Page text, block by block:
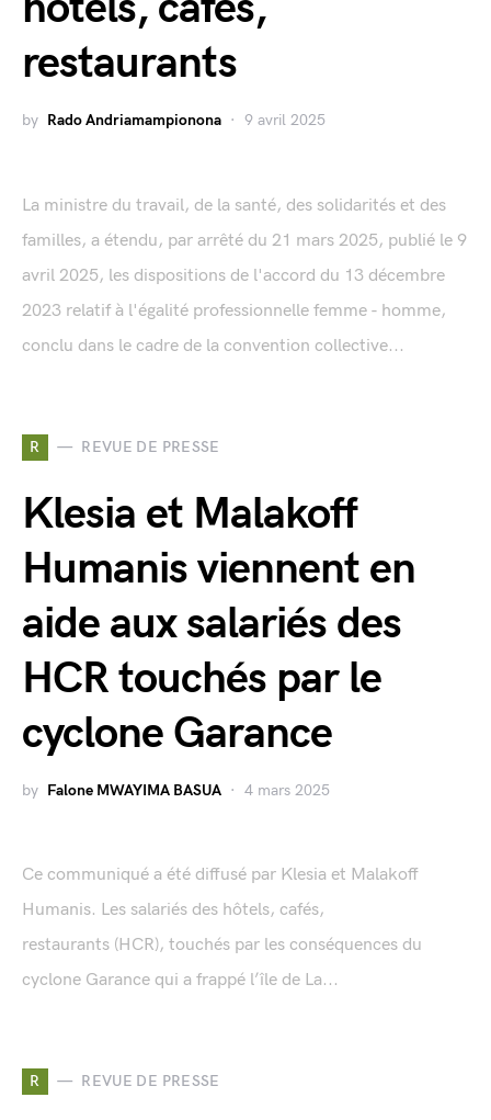
restaurants
by Rado Andriamampionona 9 avril 2025
La ministre du travail, de la santé, des solidarités et des
familles, a étendu, par arrêté du 21 mars 2025, publié le 9
avril 2025, les dispositions de l'accord du 13 décembre
2023 relatif à l'égalité professionnelle femme - homme,
conclu dans le cadre de la convention collective...
R REVUE DE PRESSE
Klesia et Malakoff
Humanis viennent en
aide aux salariés des
HCR touchés par le
cyclone Garance
by Falone MWAYIMA BASUA 4 mars 2025
Ce communiqué a été diffusé par Klesia et Malakoff
Humanis. Les salariés des hôtels, cafés,
restaurants (HCR), touchés par les conséquences du
cyclone Garance qui a frappé l’île de La...
R REVUE DE PRESSE